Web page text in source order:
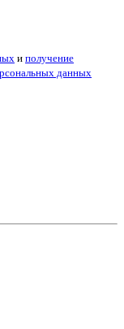
и получение
данных